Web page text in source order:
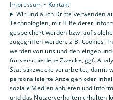
Unsere Bereiche
Privatkunden
Gewerbekunden
Karriere
Unternehmen
Kontakt
Impressum • Kontakt
Wir und auch Dritte verwenden
Technologien, mit Hilfe derer
gespeichert werden bzw. auf
zugegriffen werden, z.B. Cookies.
werden von uns und den
für verschiedene Zwecke, ggf.
Statistikzwecke verarbeitet, damit
personalisierte Anzeigen oder
soziale Medien anbieten und
und das Nutzerverhalten erhalten